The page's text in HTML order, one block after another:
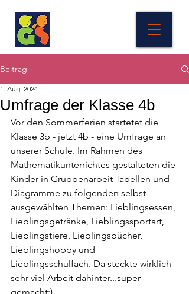
Beitrag
Umfrage der Klasse 4b
1. Aug. 2024
Vor den Sommerferien startetet die
Klasse 3b - jetzt 4b - eine Umfrage an
unserer Schule. Im Rahmen des
Mathematikunterrichtes gestalteten die
Kinder in Gruppenarbeit Tabellen und
Diagramme zu folgenden selbst
ausgewählten Themen: Lieblingsessen,
Lieblingsgetränke, Lieblingssportart,
Lieblingstiere, Lieblingsbücher,
Lieblingshobby und
Lieblingsschulfach. Da steckte wirklich
sehr viel Arbeit dahinter...super